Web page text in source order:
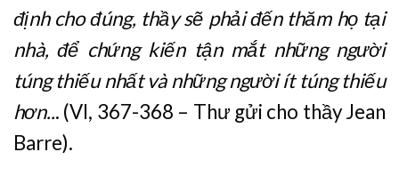
định cho đúng, thầy sẽ phải đến thăm họ tại
nhà, để chứng kiến tận mắt những người
túng thiếu nhất và những người ít túng thiếu
hơn... (VI, 367-368 – Thư gửi cho thầy Jean
Barre).